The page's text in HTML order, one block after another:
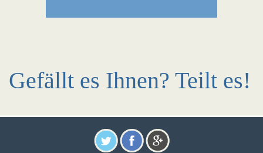
Gefällt es Ihnen? Teilt es!